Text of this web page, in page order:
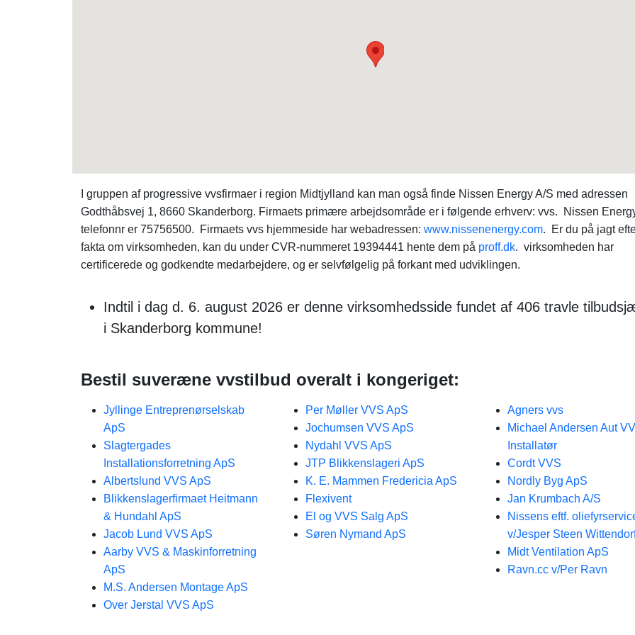
I gruppen af progressive vvsfirmaer i region Midtjylland kan man også finde Nissen Energy A/S med adressen
Godthåbsvej 1, 8660 Skanderborg. Firmaets primære arbejdsområde er i følgende erhverv: vvs. Nissen
telefonnr er 75756500. Firmaets vvs hjemmeside har webadressen: www.nissenenergy.com. Er du på jagt
fakta om virksomheden, kan du under CVR-nummeret 19394441 hente dem på proff.dk. virksomheden har
certificerede og godkendte medarbejdere, og er selvfølgelig på forkant med udviklingen.
Indtil i dag d. 6. august 2026 er denne virksomhedsside fundet af 406 travle
i Skanderborg kommune!
Bestil suveræne vvstilbud overalt i kongeriget:
Jyllinge Entreprenørselskab
ApS
Slagtergades
Installationsforretning ApS
Albertslund VVS ApS
Blikkenslagerfirmaet Heitmann
& Hundahl ApS
Jacob Lund VVS ApS
Aarby VVS & Maskinforretning
ApS
M.S. Andersen Montage ApS
Over Jerstal VVS ApS
Per Møller VVS ApS
Jochumsen VVS ApS
Nydahl VVS ApS
JTP Blikkenslageri ApS
K. E. Mammen Fredericia ApS
Flexivent
El og VVS Salg ApS
Søren Nymand ApS
Agners vvs
Michael Andersen Aut
Installatør
Cordt VVS
Nordly Byg ApS
Jan Krumbach A/S
Nissens eftf.
v/Jesper Steen
Midt Ventilation ApS
Ravn.cc v/Per Ravn